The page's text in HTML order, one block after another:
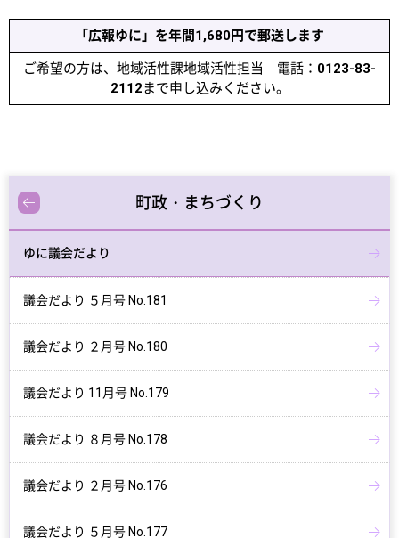
「広報ゆに」を年間1,680円で郵送します
ご希望の方は、地域活性課地域活性担当 電話： 0123-83-
2112まで申し込みください。
町政・まちづくり
ゆに議会だより
議会だより ５月号 No.181
議会だより ２月号 No.180
議会だより 11月号 No.179
議会だより ８月号 No.178
議会だより ２月号 No.176
議会だより ５月号 No.177